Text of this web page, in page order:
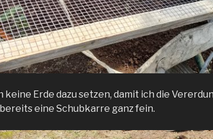
Erde dazu setzen, damit ich die
eine Schubkarre ganz fein.